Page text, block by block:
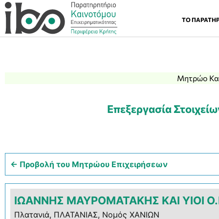
ΤΟ
Μητρώο
Επεξεργασία
← Προβολή του Μητρώου Επιχειρήσεων
ΙΩΑΝΝΗΣ ΜΑΥΡΟΜΑΤΑΚΗΣ ΚΑΙ ΥΙΟΙ
Πλατανιά, ΠΛΑΤΑΝΙΑΣ, Νομός ΧΑΝΙΩΝ